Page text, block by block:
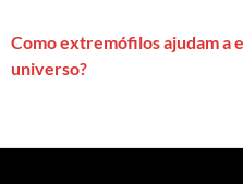
Como extremófilos ajudam a
universo?